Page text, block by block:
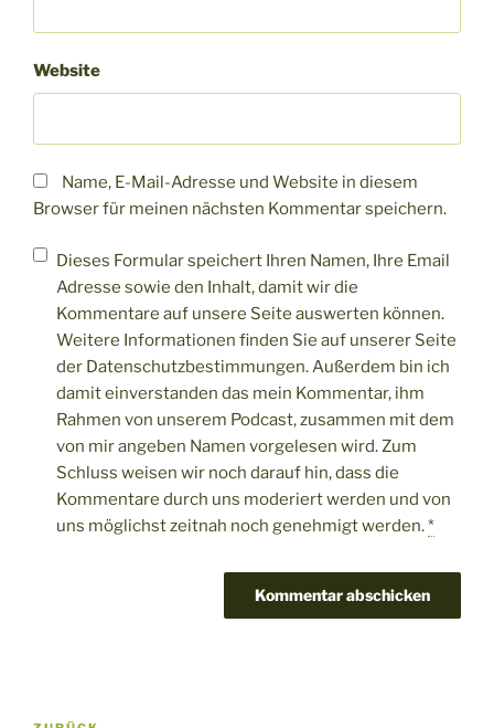
Website
Name, E-Mail-Adresse und Website in diesem
Browser für meinen nächsten Kommentar speichern.
Dieses Formular speichert Ihren Namen, Ihre Email
Adresse sowie den Inhalt, damit wir die
Kommentare auf unsere Seite auswerten können.
Weitere Informationen finden Sie auf unserer Seite
der Datenschutzbestimmungen. Außerdem bin ich
damit einverstanden das mein Kommentar, ihm
Rahmen von unserem Podcast, zusammen mit dem
von mir angeben Namen vorgelesen wird. Zum
Schluss weisen wir noch darauf hin, dass die
Kommentare durch uns moderiert werden und von
uns möglichst zeitnah noch genehmigt werden.*
Beitragsnavigation